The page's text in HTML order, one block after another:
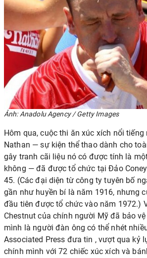
Ảnh: Anadolu Agency / Getty Images
Hôm qua, cuộc thi ăn xúc xích nổi
Nathan — sự kiện thể thao dành cho
gây tranh cãi liệu nó có được tính là
không — đã được tổ chức tại Đảo
45. (Các đại diện từ công ty tuyên bố
gần như huyền bí là năm 1916, nhưng
đầu tiên được tổ chức vào năm 1972.)
Chestnut của chính người Mỹ đã bảo
mình là người đàn ông có thể nhét
Associated Press đưa tin , vượt qua kỷ
chính mình với 72 chiếc xúc xích và